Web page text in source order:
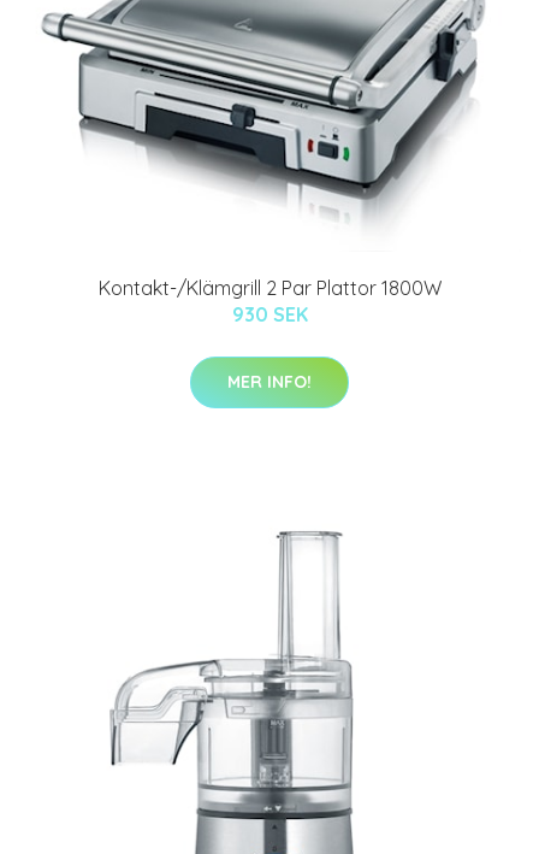
Kontakt-/Klämgrill 2 Par Plattor 1800W
930 SEK
MER INFO!